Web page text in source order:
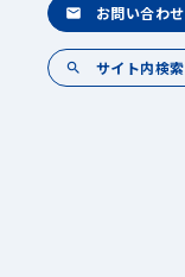
mail お問い合わせ
search サイト内検索